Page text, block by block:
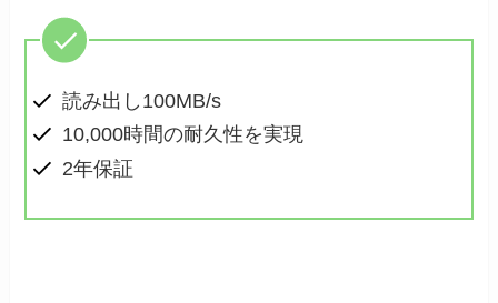
読み出し100MB/s
10,000時間の耐久性を実現
2年保証